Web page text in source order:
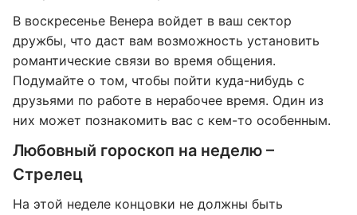
В воскресенье Венера войдет в ваш сектор
дружбы, что даст вам возможность установить
романтические связи во время общения.
Подумайте о том, чтобы пойти куда-нибудь с
друзьями по работе в нерабочее время. Один из
них может познакомить вас с кем-то особенным.
Любовный гороскоп на неделю –
Стрелец
На этой неделе концовки не должны быть